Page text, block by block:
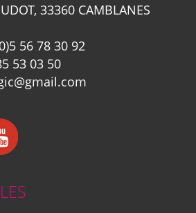
33360 CAMBLANES
56 78 30 92
53 03 50